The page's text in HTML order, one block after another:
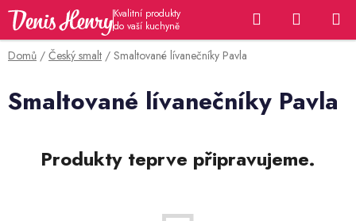
Přejít
obsah
Hledat
KOŠÍK
Domů / Český smalt / Smaltované lívanečníky Pavla
Smaltované lívanečníky Pavla
Produkty teprve připravujeme.